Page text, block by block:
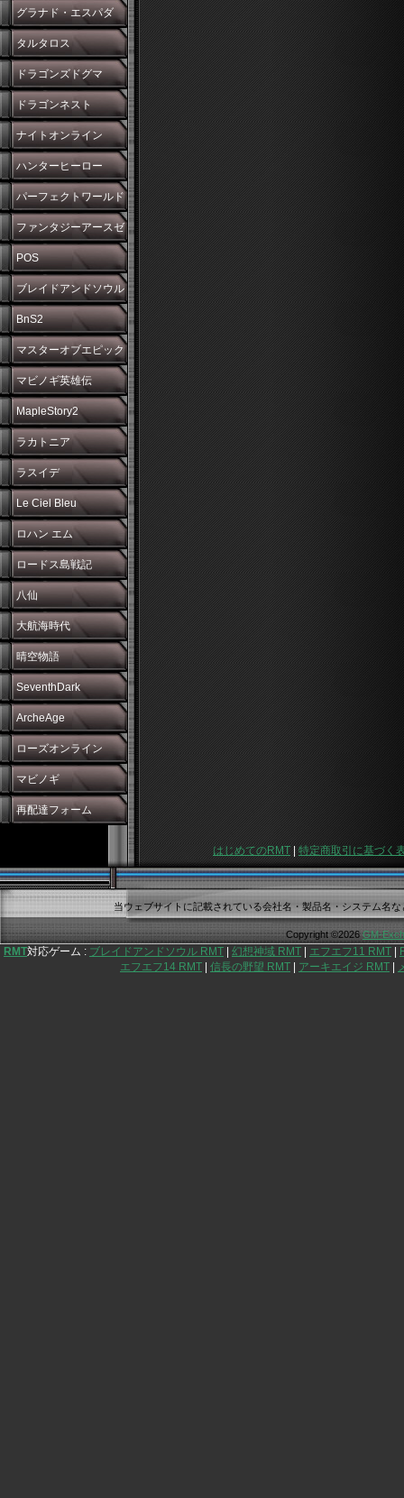
グラナド・エスパダ
タルタロス
ドラゴンズドグマ
ドラゴンネスト
ナイトオンライン
ハンターヒーロー
パーフェクトワールド
ファンタジーアースゼ
ロ
POS
ブレイドアンドソウル
BnS2
マスターオブエピック
マビノギ英雄伝
MapleStory2
ラカトニア
ラスイデ
Le Ciel Bleu
ロハン エム
ロードス島戦記
八仙
大航海時代
晴空物語
SeventhDark
ArcheAge
ローズオンライン
マビノギ
再配達フォーム
はじめてのRMT | 特定商取引に基づく
当ウェブサイトに記載されている会社名・製品名・システム名
Copyright ©2026GM-
RMT対応ゲーム : ブレイドアンドソウル RMT 幻想神域 RMT エフエフ11 RMT
エフエフ14 RMT
信長の野望 RMT アーキエイジ RMT